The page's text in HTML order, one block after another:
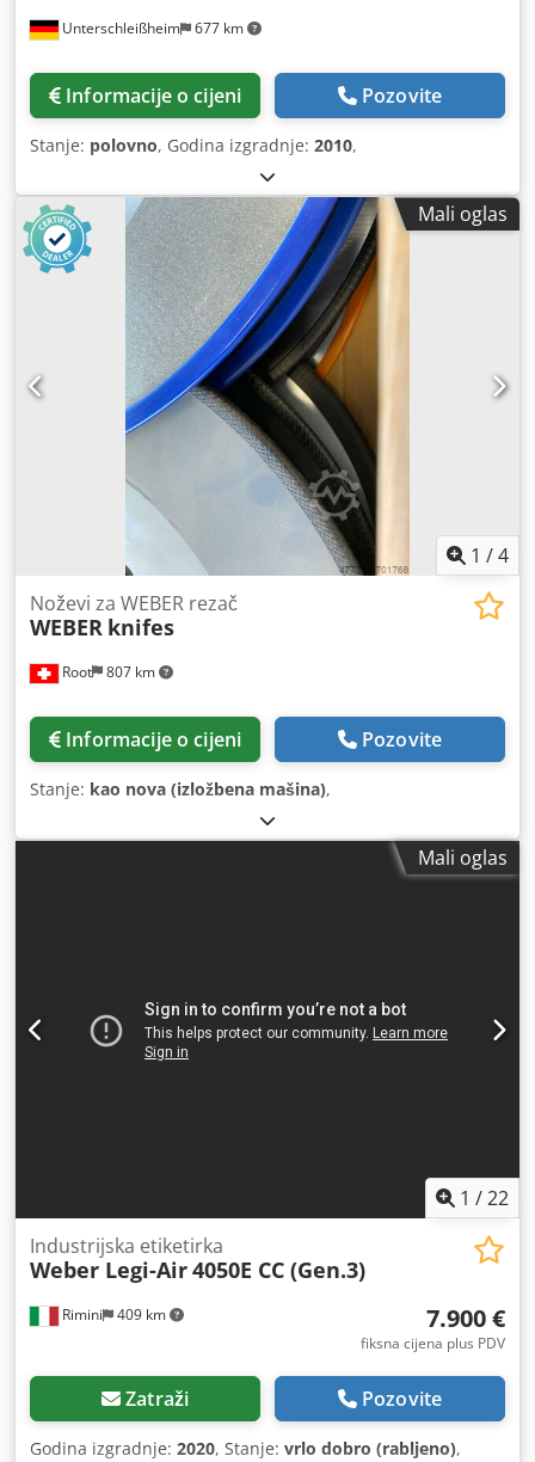
Unterschleißheim 677 km
Informacije o cijeni Pozovite
Stanje: polovno, Godina izgradnje: 2010,
Mali oglas
1 /4
Root 807 km
Noževi za WEBER rezač
WEBER knifes
Informacije o cijeni Pozovite
Stanje: kao nova (izložbena mašina),
Mali oglas
1 /22
Rimini 409 km
Industrijska etiketirka
Weber Legi-Air4050E CC (Gen.3)
7.900 €
fiksna cijena plus PDV
Zatraži Pozovite
Godina izgradnje: 2020, Stanje: vrlo dobro (rabljeno),